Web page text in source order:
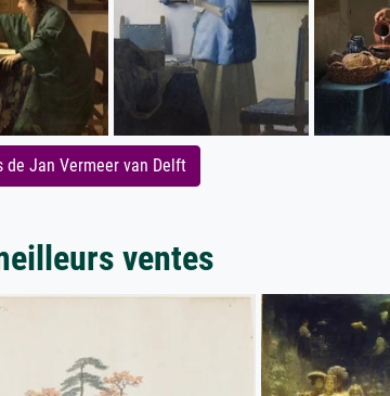
Jan Vermeer van Delft
ventes